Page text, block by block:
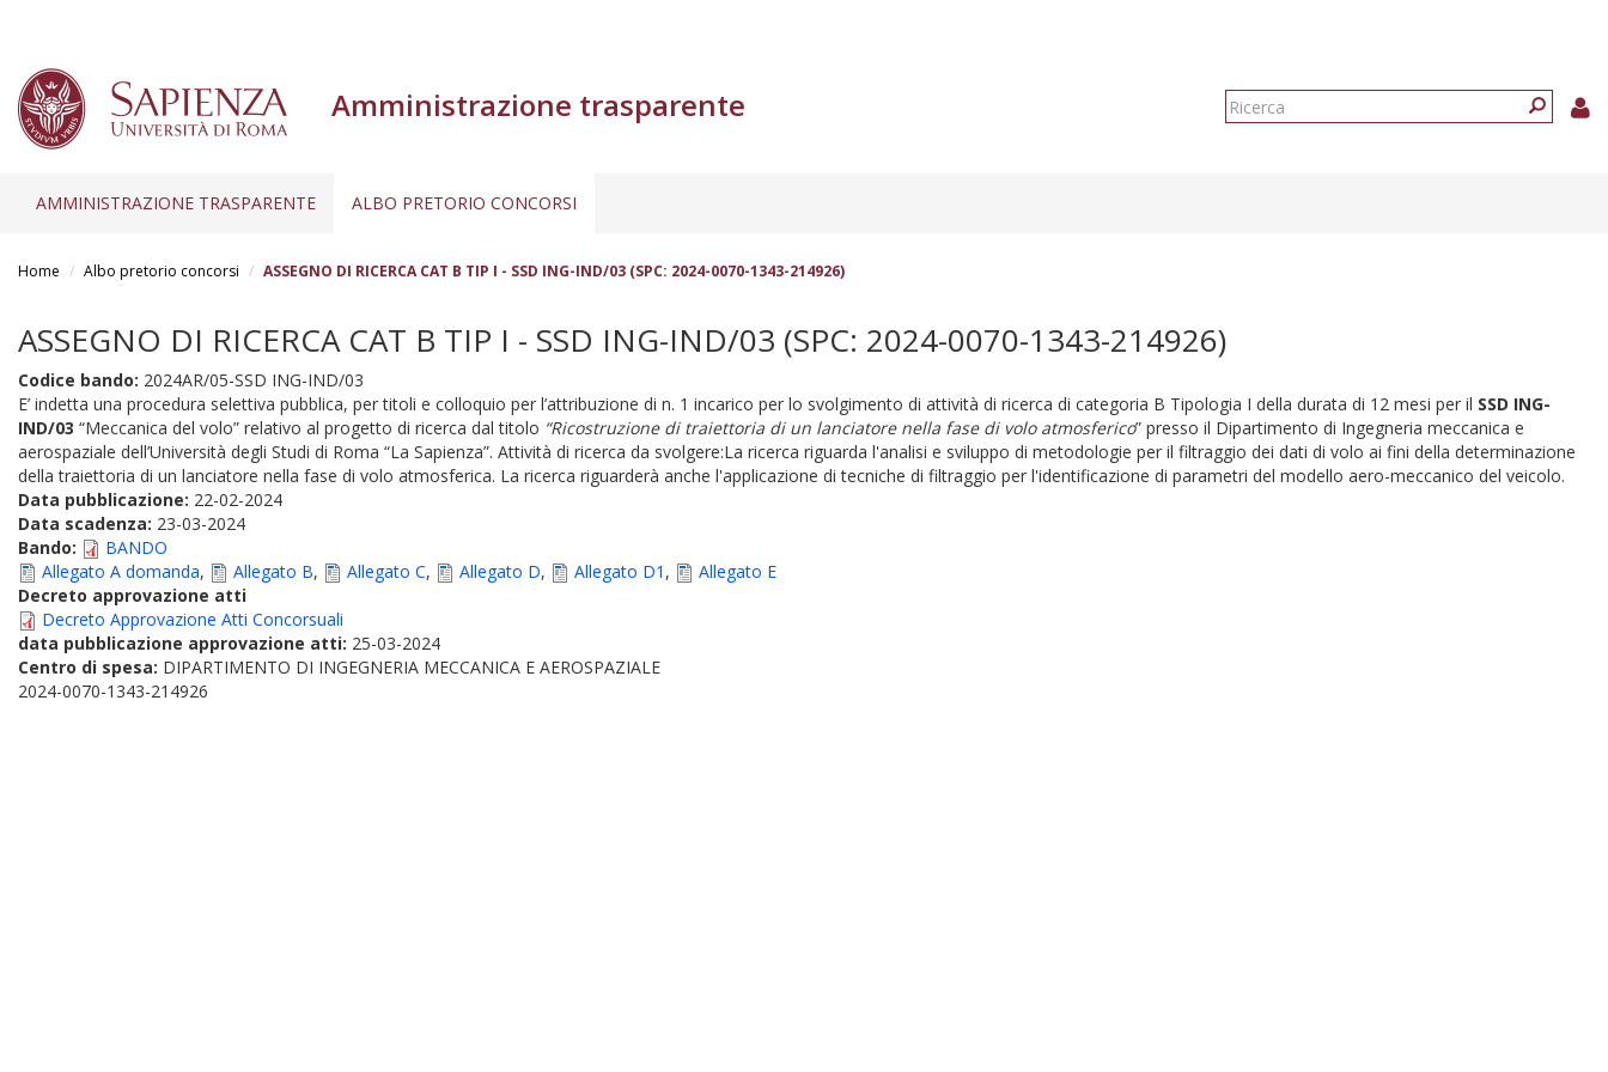
Amministrazione trasparente
Form
AMMINISTRAZIONE TRASPARENTE ALBO PRETORIO CONCORSI
Home Albo pretorio concorsi ASSEGNO DI RICERCA CAT B TIP I - SSD ING-IND/03 (SPC: 2024-0070-1343-214926)
ASSEGNO DI RICERCA CAT B TIP I - SSD ING-IND/03 (SPC: 2024-0070-1343-214926)
Codice bando: 2024AR/05-SSD ING-IND/03
E’ indetta una procedura selettiva pubblica, per titoli e colloquio per l’attribuzione di n. 1 incarico per lo svolgimento di attività di ricerca di categoria B Tipologia I della durata di 12 mesi per il SSD ING-
IND/03 “Meccanica del volo” relativo al progetto di ricerca dal titolo “Ricostruzione di traiettoria di un lanciatore nella fase di volo atmosferico” presso il Dipartimento di Ingegneria meccanica e
aerospaziale dell’Università degli Studi di Roma “La Sapienza”. Attività di ricerca da svolgere:La ricerca riguarda l'analisi e sviluppo di metodologie per il filtraggio dei dati di volo ai fini della determinazione
della traiettoria di un lanciatore nella fase di volo atmosferica. La ricerca riguarderà anche l'applicazione di tecniche di filtraggio per l'identificazione di parametri del modello aero-meccanico del veicolo.
Data pubblicazione: 22-02-2024
Data scadenza: 23-03-2024
Bando:
BANDO
Allegato A domanda, Allegato B, Allegato C, Allegato D, Allegato D1 ,
Allegato E
Decreto approvazione atti
Decreto Approvazione Atti Concorsuali
data pubblicazione approvazione atti: 25-03-2024
Centro di spesa: DIPARTIMENTO DI INGEGNERIA MECCANICA E AEROSPAZIALE
2024-0070-1343-214926